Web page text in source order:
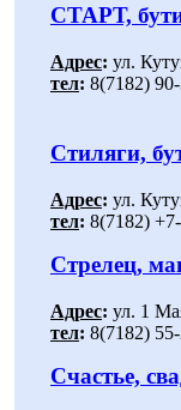
СТАРТ,
Адрес: ул.
тел: 8(7182)
Стиляги,
Адрес: ул.
тел: 8(7182)
Стрелец,
Адрес: ул. 1
тел: 8(7182)
Счастье,